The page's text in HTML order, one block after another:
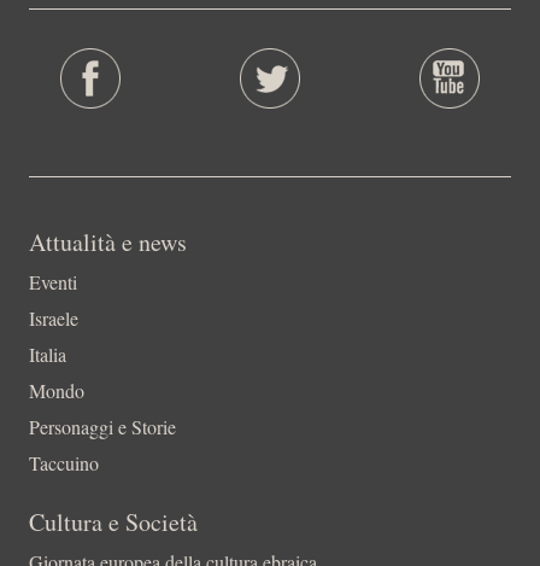
Attualità e news
Eventi
Israele
Italia
Mondo
Personaggi e Storie
Taccuino
Cultura e Società